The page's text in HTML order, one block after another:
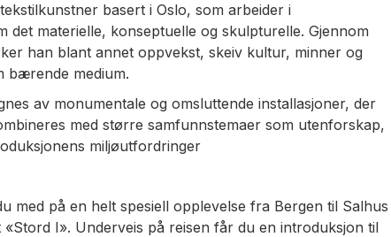
basert i Oslo, som arbeider i
det materielle, konseptuelle og skulpturelle. Gjennom
han blant annet oppvekst, skeiv kultur, minner og
bærende medium.
av monumentale og omsluttende installasjoner, der
med større samfunnstemaer som utenforskap,
miljøutfordringer
med på en helt spesiell opplevelse fra Bergen til Salhus
«Stord I». Underveis på reisen får du en introduksjon til